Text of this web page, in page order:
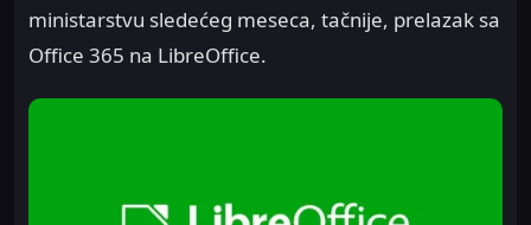
ministarstvu sledećeg meseca, tačnije, prelazak sa
Office 365 na LibreOffice.